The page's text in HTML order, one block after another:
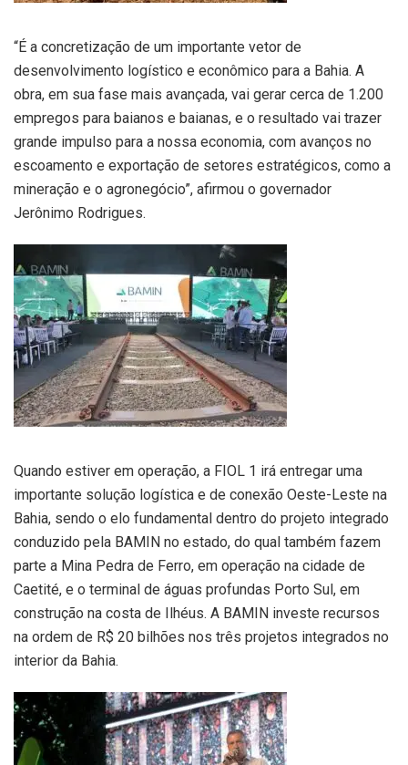
“É a concretização de um importante vetor de
desenvolvimento logístico e econômico para a Bahia. A
obra, em sua fase mais avançada, vai gerar cerca de 1.200
empregos para baianos e baianas, e o resultado vai trazer
grande impulso para a nossa economia, com avanços no
escoamento e exportação de setores estratégicos, como a
mineração e o agronegócio”, afirmou o governador
Jerônimo Rodrigues.
Quando estiver em operação, a FIOL 1 irá entregar uma
importante solução logística e de conexão Oeste-Leste na
Bahia, sendo o elo fundamental dentro do projeto integrado
conduzido pela BAMIN no estado, do qual também fazem
parte a Mina Pedra de Ferro, em operação na cidade de
Caetité, e o terminal de águas profundas Porto Sul, em
construção na costa de Ilhéus. A BAMIN investe recursos
na ordem de R$ 20 bilhões nos três projetos integrados no
interior da Bahia.